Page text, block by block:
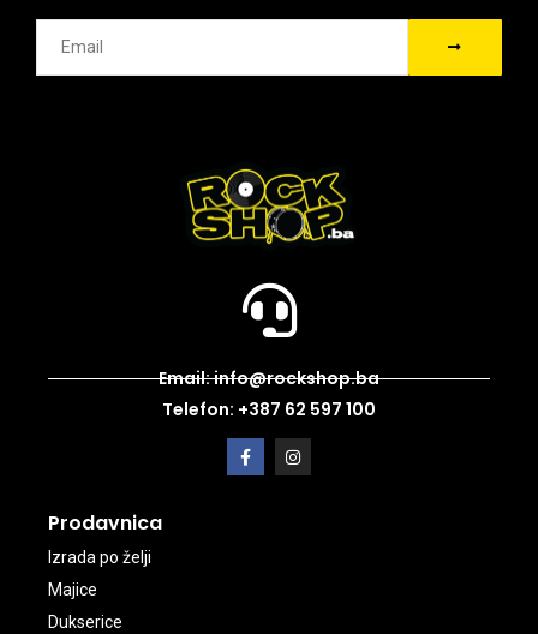
Email: info@rockshop.ba
Telefon: +387 62 597 100
Prodavnica
Izrada po želji
Majice
Dukserice